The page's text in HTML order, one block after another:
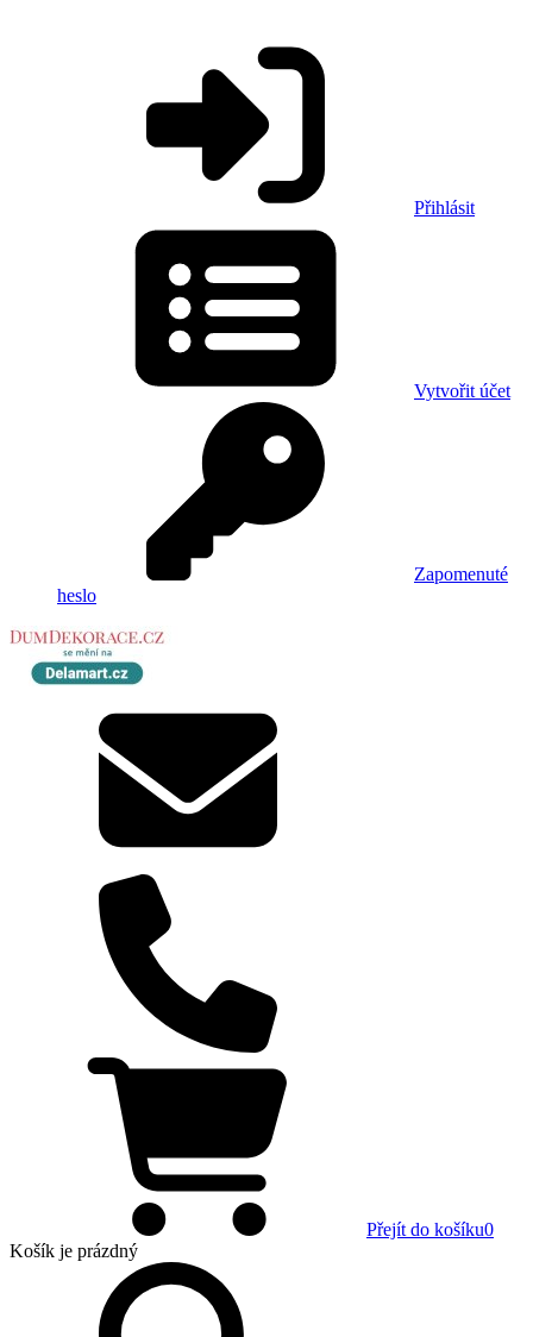
Přihlásit
Vytvořit účet
Zapomenuté
heslo
Přejít do košíku0
Košík je prázdný